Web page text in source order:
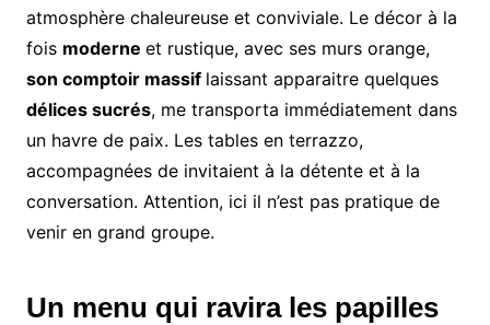
atmosphère chaleureuse et conviviale. Le décor à la
fois moderne et rustique, avec ses murs orange,
son comptoir massif laissant apparaitre quelques
délices sucrés, me transporta immédiatement dans
un havre de paix. Les tables en terrazzo,
accompagnées de invitaient à la détente et à la
conversation. Attention, ici il n’est pas pratique de
venir en grand groupe.
Un menu qui ravira les papilles